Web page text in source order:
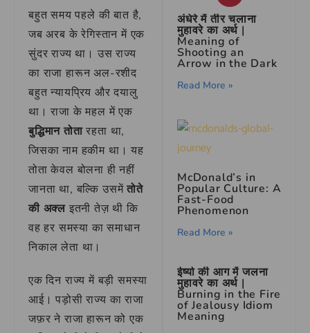
बहुत समय पहले की बात है,
जब अरब के रेगिस्तान में एक
सुंदर राज्य था। उस राज्य
का राजा हारून अल-रशीद
बहुत न्यायप्रिय और दयालु
था। राजा के महल में एक
बुद्धिमान तोतारहता था,
जिसका नाम हकीम था। यह
तोता केवल बोलना ही नहीं
जानता था, बल्कि उसमेंतोते
की अक्ल इतनी तेज़ थी कि
वह हर समस्या का समाधान
निकाल लेता था।
एक दिन राज्य में बड़ी समस्या
आई। पड़ोसी राज्य का राजा
जफ़र ने राजा हारून को एक
अंधेरे में तीर चलाना
मुहावरे का अर्थ |
Meaning of
Shooting an
Arrow in the Dark
Read More »
McDonald’s in
Popular Culture: A
Fast-Food
Phenomenon
Read More »
ईर्ष्या की आग में जलना
मुहावरे का अर्थ |
Burning in the Fire
of Jealousy Idiom
Meaning